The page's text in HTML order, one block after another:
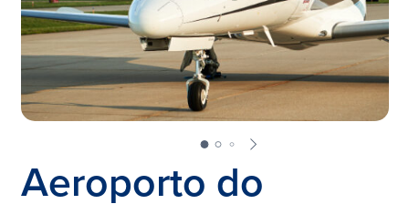
Aeroporto do